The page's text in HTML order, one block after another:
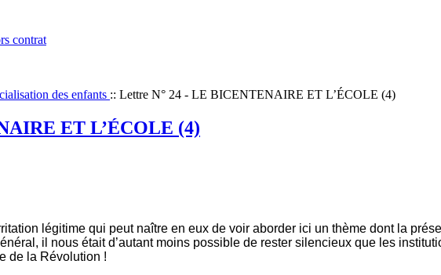
contrat
des enfants :: Lettre N° 24 - LE BICENTENAIRE ET L’ÉCOLE (4)
ET L’ÉCOLE (4)
légitime qui peut naître en eux de voir aborder ici un thème dont la
il nous était d’autant moins possible de rester silencieux que les
de la Révolution !